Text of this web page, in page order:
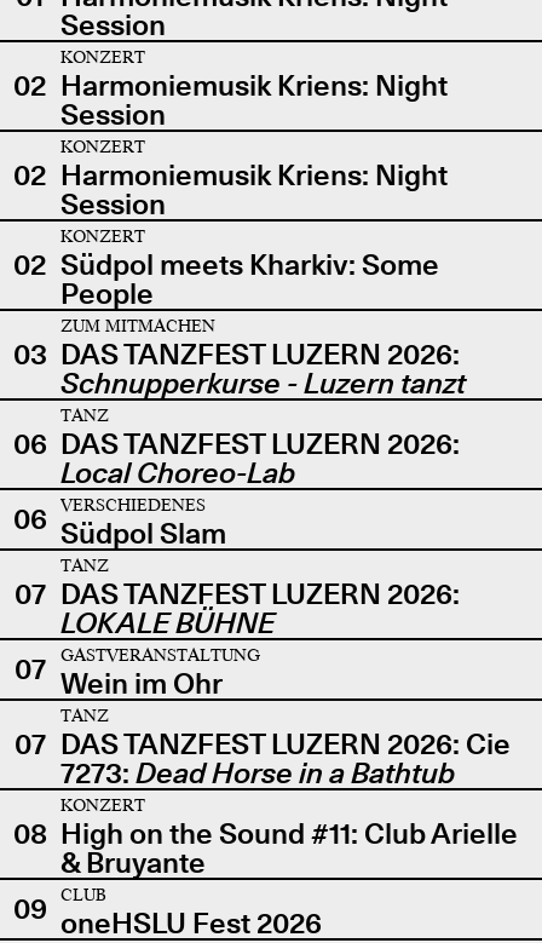
Session
02
KONZERT
Harmoniemusik Kriens: Night
Session
02
KONZERT
Harmoniemusik Kriens: Night
Session
02
KONZERT
Südpol meets Kharkiv: Some
People
03
ZUM MITMACHEN
DAS TANZFEST LUZERN 2026:
Schnupperkurse - Luzern tanzt
06
TANZ
DAS TANZFEST LUZERN 2026:
Local Choreo-Lab
06
VERSCHIEDENES
Südpol Slam
07
TANZ
DAS TANZFEST LUZERN 2026:
LOKALE BÜHNE
07
GASTVERANSTALTUNG
Wein im Ohr
07
TANZ
DAS TANZFEST LUZERN 2026: Cie
7273: Dead Horse in a Bathtub
08
KONZERT
High on the Sound #11: Club Arielle
& Bruyante
09
CLUB
oneHSLU Fest 2026